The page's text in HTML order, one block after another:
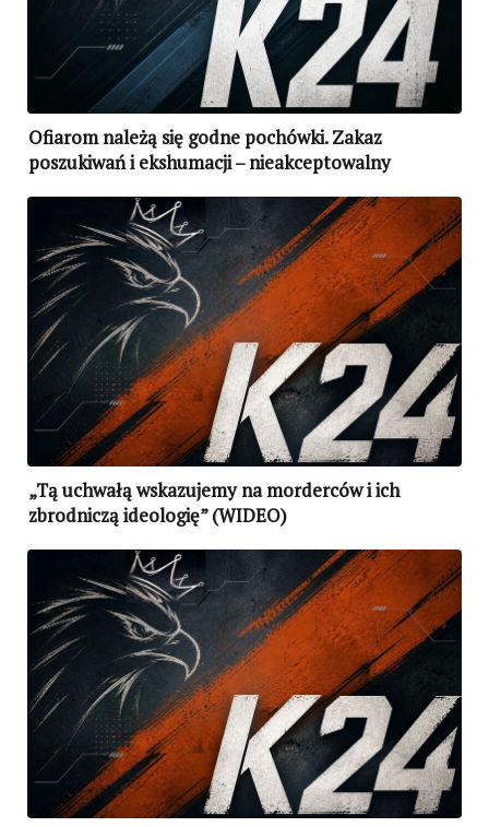
Ofiarom należą się godne pochówki. Zakaz
poszukiwań i ekshumacji – nieakceptowalny
„Tą uchwałą wskazujemy na morderców i ich
zbrodniczą ideologię” (WIDEO)